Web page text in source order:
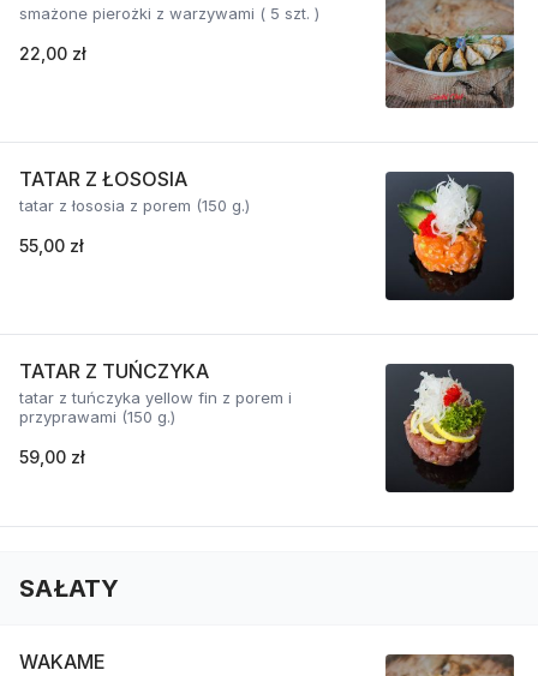
smażone pierożki z warzywami ( 5 szt. )
22,00 zł
TATAR Z ŁOSOSIA
tatar z łososia z porem (150 g.)
55,00 zł
TATAR Z TUŃCZYKA
tatar z tuńczyka yellow fin z porem i
przyprawami (150 g.)
59,00 zł
SAŁATY
WAKAME